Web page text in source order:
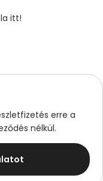
itt!
erre a
nélkül.